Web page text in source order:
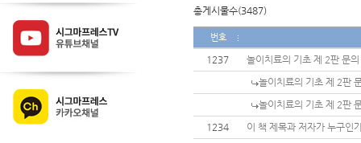
총게시물수(3487)
번호
1237
놀이치료의 기초 제 2판 문
놀이치료의 기초 제 2판
놀이치료의 기초 제 2판
1234
이 책 제목과 저자가 누구인